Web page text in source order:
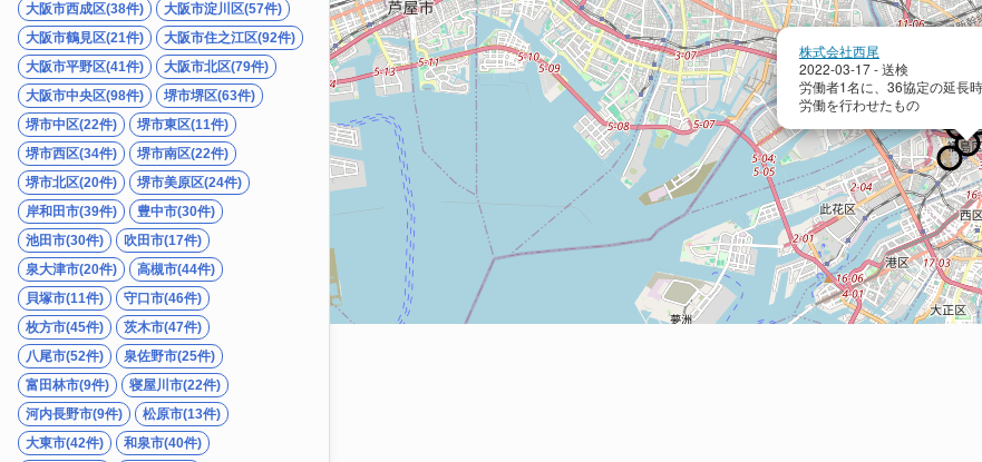
大阪市西成区(38件)
大阪市淀川区(57件)
大阪市鶴見区(21件)
大阪市住之江区(92件)
大阪市平野区(41件)
大阪市北区(79件)
大阪市中央区(98件)
堺市堺区(63件)
堺市中区(22件)
堺市東区(11件)
堺市西区(34件)
堺市南区(22件)
堺市北区(20件)
堺市美原区(24件)
岸和田市(39件)
豊中市(30件)
池田市(30件)
吹田市(17件)
泉大津市(20件)
高槻市(44件)
貝塚市(11件)
守口市(46件)
枚方市(45件)
茨木市(47件)
八尾市(52件)
泉佐野市(25件)
富田林市(9件)
寝屋川市(22件)
河内長野市(9件)
松原市(13件)
大東市(42件)
和泉市(40件)
株式会社西尾
2022-03-17 - 送検
労働者1名に、36協定の延長
労働を行わせたもの